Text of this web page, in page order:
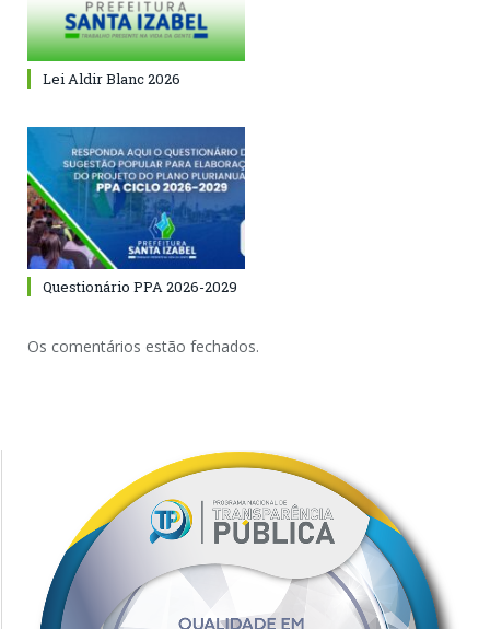
Lei Aldir Blanc 2026
Questionário PPA 2026-2029
Os comentários estão fechados.